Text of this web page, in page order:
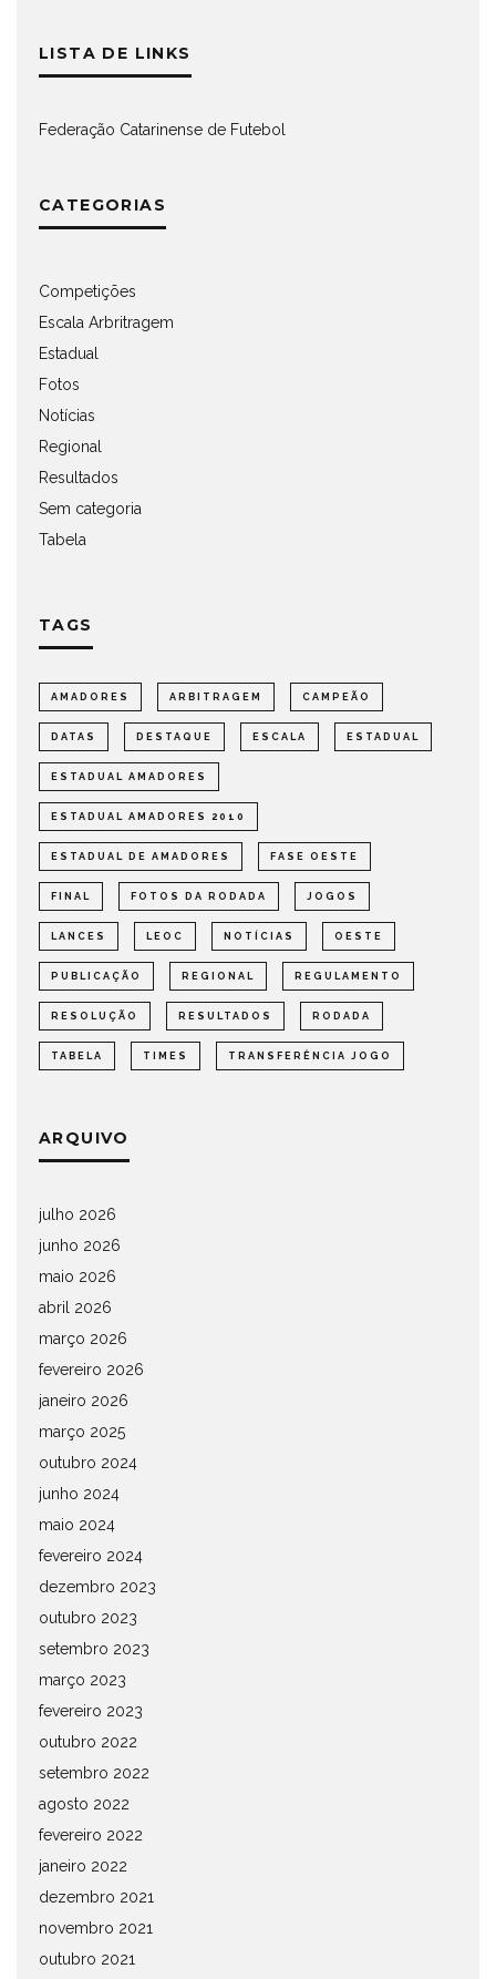
LISTA DE LINKS
Federação Catarinense de Futebol
CATEGORIAS
Competições
Escala Arbritragem
Estadual
Fotos
Notícias
Regional
Resultados
Sem categoria
Tabela
TAGS
AMADORES ARBITRAGEM CAMPEÃO
DATAS DESTAQUE ESCALA ESTADUAL
ESTADUAL AMADORES
ESTADUAL AMADORES 2010
ESTADUAL DE AMADORES FASE OESTE
FINAL FOTOS DA RODADA JOGOS
LANCES LEOC NOTÍCIAS OESTE
PUBLICAÇÃO REGIONAL REGULAMENTO
RESOLUÇÃO RESULTADOS RODADA
TABELA TIMES TRANSFERÊNCIA JOGO
ARQUIVO
julho 2026
junho 2026
maio 2026
abril 2026
março 2026
fevereiro 2026
janeiro 2026
março 2025
outubro 2024
junho 2024
maio 2024
fevereiro 2024
dezembro 2023
outubro 2023
setembro 2023
março 2023
fevereiro 2023
outubro 2022
setembro 2022
agosto 2022
fevereiro 2022
janeiro 2022
dezembro 2021
novembro 2021
outubro 2021